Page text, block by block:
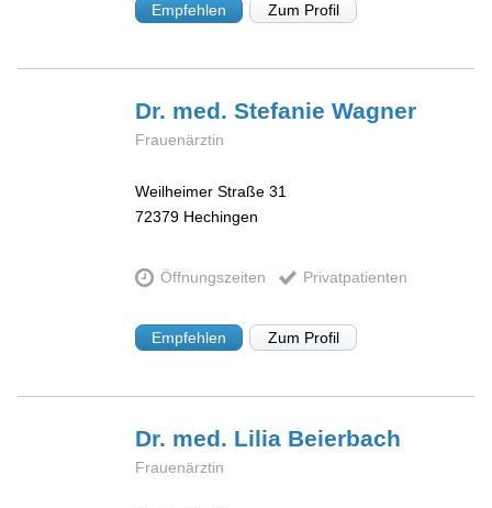
Empfehlen Zum Profil
Dr. med. StefanieWagner
Frauenärztin
Weilheimer Straße 31
72379 Hechingen
Öffnungszeiten Privatpatienten
Empfehlen Zum Profil
Dr. med. Lilia Beierbach
Frauenärztin